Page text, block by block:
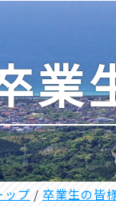
業
ップ / 卒業生の皆